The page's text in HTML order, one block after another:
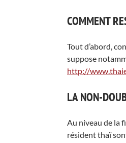
COMMENT
Tout d’abord,
suppose
http://
LA NON-
Au niveau de la
résident thaï